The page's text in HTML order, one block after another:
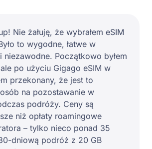
Nie żałuję, że wybrałem eSIM
to wygodne, łatwe w
niezawodne. Początkowo byłem
po użyciu Gigago eSIM w
przekonany, że jest to
na pozostawanie w
podróży. Ceny są
niż opłaty roamingowe
– tylko nieco ponad 35
dniową podróż z 20 GB